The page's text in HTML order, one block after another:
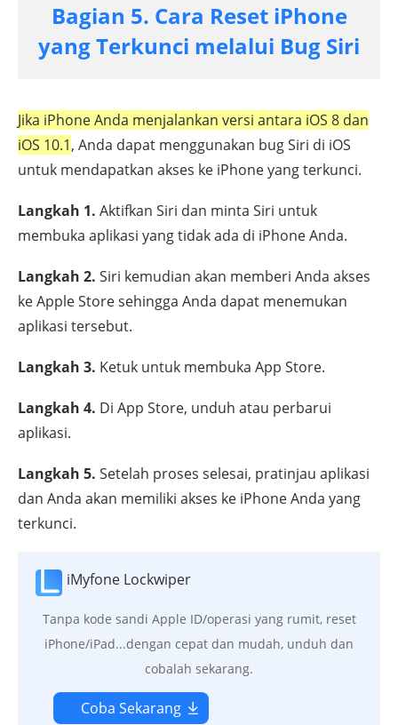
Bagian 5. Cara Reset iPhone
yang Terkunci melalui Bug Siri
Jika iPhone Anda menjalankan versi antara iOS 8 dan
iOS 10.1, Anda dapat menggunakan bug Siri di iOS
untuk mendapatkan akses ke iPhone yang terkunci.
Langkah 1. Aktifkan Siri dan minta Siri untuk
membuka aplikasi yang tidak ada di iPhone Anda.
Langkah 2. Siri kemudian akan memberi Anda akses
ke Apple Store sehingga Anda dapat menemukan
aplikasi tersebut.
Langkah 3. Ketuk untuk membuka App Store.
Langkah 4. Di App Store, unduh atau perbarui
aplikasi.
Langkah 5. Setelah proses selesai, pratinjau aplikasi
dan Anda akan memiliki akses ke iPhone Anda yang
terkunci.
iMyfone Lockwiper
Tanpa kode sandi Apple ID/operasi yang rumit, reset
iPhone/iPad...dengan cepat dan mudah, unduh dan
cobalah sekarang.
Coba Sekarang